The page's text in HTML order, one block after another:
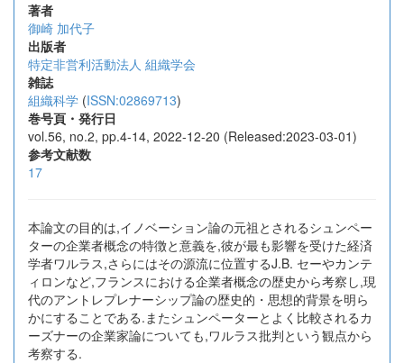
著者
御崎 加代子
出版者
特定非営利活動法人 組織学会
雑誌
組織科学 (ISSN:02869713)
巻号頁・発行日
vol.56, no.2, pp.4-14, 2022-12-20 (Released:2023-03-01)
参考文献数
17
本論文の目的は,イノベーション論の元祖とされるシュンペー
ターの企業者概念の特徴と意義を,彼が最も影響を受けた経済
学者ワルラス,さらにはその源流に位置するJ.B. セーやカンテ
ィロンなど,フランスにおける企業者概念の歴史から考察し,現
代のアントレプレナーシップ論の歴史的・思想的背景を明ら
かにすることである.またシュンペーターとよく比較されるカ
ーズナーの企業家論についても,ワルラス批判という観点から
考察する.